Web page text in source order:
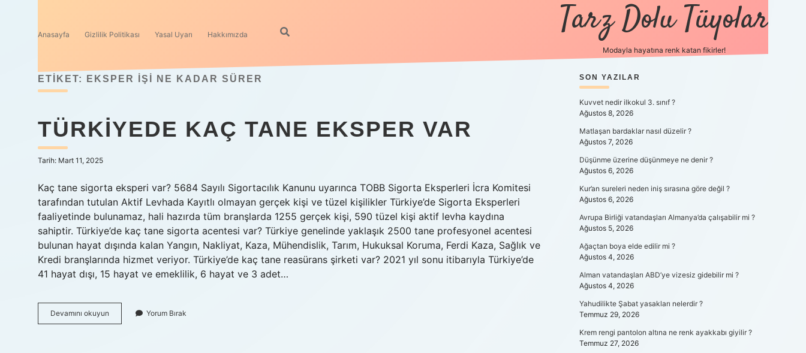
Anasayfa Gizlilik Politikası Yasal Uyarı Hakkımızda Tarz Dolu Tüyolar
Modayla hayatına renk katan fikirler!
ETIKET: EKSPER IŞI NE KADAR SÜRER
TÜRKIYEDE KAÇ TANE EKSPER VAR
Tarih: Mart 11, 2025
Kaç tane sigorta eksperi var? 5684 Sayılı Sigortacılık Kanunu uyarınca TOBB Sigorta Eksperleri İcra Komitesi
tarafından tutulan Aktif Levhada Kayıtlı olmayan gerçek kişi ve tüzel kişilikler Türkiye’de Sigorta Eksperleri
faaliyetinde bulunamaz, hali hazırda tüm branşlarda 1255 gerçek kişi, 590 tüzel kişi aktif levha kaydına
sahiptir. Türkiye’de kaç tane sigorta acentesi var? Türkiye genelinde yaklaşık 2500 tane profesyonel acentesi
bulunan hayat dışında kalan Yangın, Nakliyat, Kaza, Mühendislik, Tarım, Hukuksal Koruma, Ferdi Kaza, Sağlık ve
Kredi branşlarında hizmet veriyor. Türkiye’de kaç tane reasürans şirketi var? 2021 yıl sonu itibarıyla Türkiye’de
41 hayat dışı, 15 hayat ve emeklilik, 6 hayat ve 3 adet…
Devamını okuyun Türkiyede
Kaç
Yorum Bırak
SIDEBAR
SON YAZILAR
Kuvvet nedir ilkokul 3. sınıf ?
Ağustos 8, 2026
Matlaşan bardaklar nasıl düzelir ?
Ağustos 7, 2026
Düşünme üzerine düşünmeye ne denir ?
Ağustos 6, 2026
Kur’an sureleri neden iniş sırasına göre değil ?
Ağustos 6, 2026
Avrupa Birliği vatandaşları Almanya’da çalışabilir mi ?
Ağustos 5, 2026
Ağaçtan boya elde edilir mi ?
Ağustos 4, 2026
Alman vatandaşları ABD’ye vizesiz gidebilir mi ?
Ağustos 4, 2026
Yahudilikte Şabat yasakları nelerdir ?
Temmuz 29, 2026
Krem rengi pantolon altına ne renk ayakkabı giyilir ?
Temmuz 27, 2026